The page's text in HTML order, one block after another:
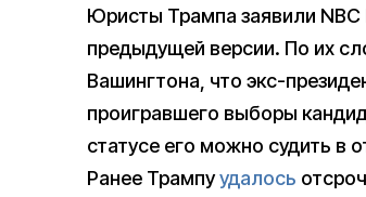
Юристы Трампа заявили
предыдущей версии. По их
Вашингтона, что экс-
проигравшего выборы
статусе его можно судить в
Ранее Трампуудалось